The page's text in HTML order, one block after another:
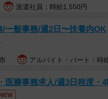
派遣社員：時給1,550円
/一般事務/週2日〜扶養内OK
アルバイト・パート：時
医療事務求人/週3日程度・
NEW